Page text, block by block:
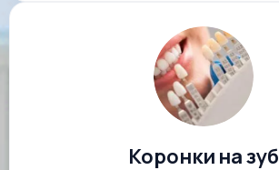
Коронки на зуб